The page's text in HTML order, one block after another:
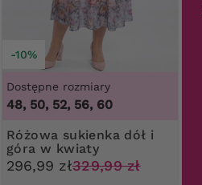
-10%
Dostępne rozmiary
48, 50, 52, 56, 60
Różowa sukienka dół i
góra w kwiaty
296,99 zł329,99 zł